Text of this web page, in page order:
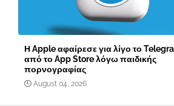
Η Apple αφαίρεσε για λίγο το
από το App Store λόγω παιδικής
πορνογραφίας
August 04, 2026